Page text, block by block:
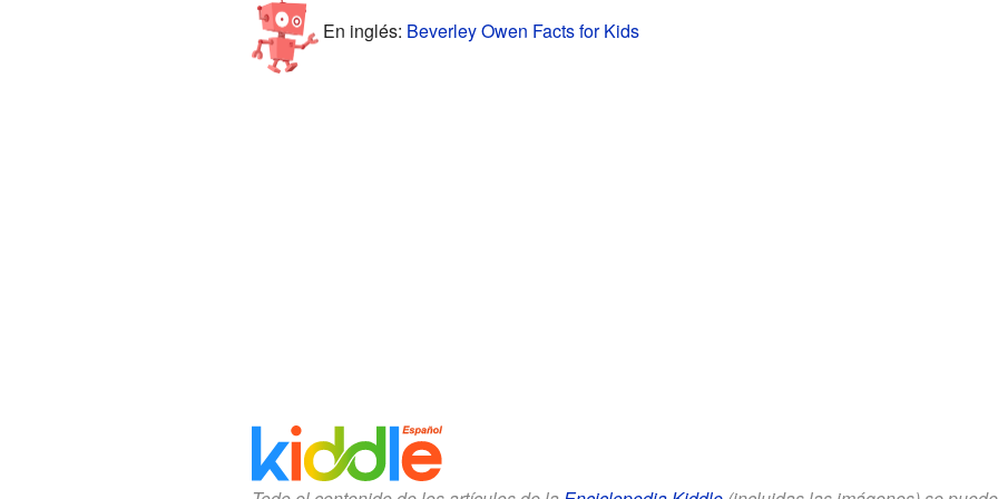
En inglés: Beverley Owen Facts for Kids